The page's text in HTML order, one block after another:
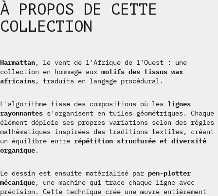
À PROPOS DE CETTE
COLLECTION
Harmattan, le vent de l'Afrique de l'Ouest : une
collection en hommage aux motifs des tissus wax
africains, traduits en langage procédural.
L'algorithme tisse des compositions où les lignes
rayonnantes s'organisent en tuiles géométriques. Chaque
élément déploie ses propres variations selon des règles
mathématiques inspirées des traditions textiles, créant
un équilibre entre répétition structurée et diversité
organique.
Le dessin est ensuite matérialisé par pen-plotter
mécanique, une machine qui trace chaque ligne avec
précision. Cette technique crée une œuvre entièrement